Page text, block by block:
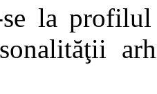
se la